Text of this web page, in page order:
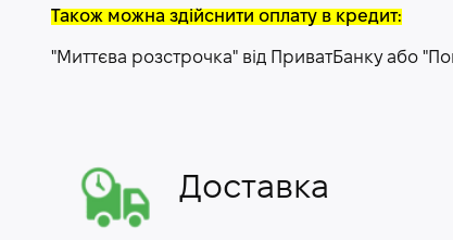
Також можна здійснити оплату в кредит:
"Миттєва розстрочка" від ПриватБанку або
Доставка